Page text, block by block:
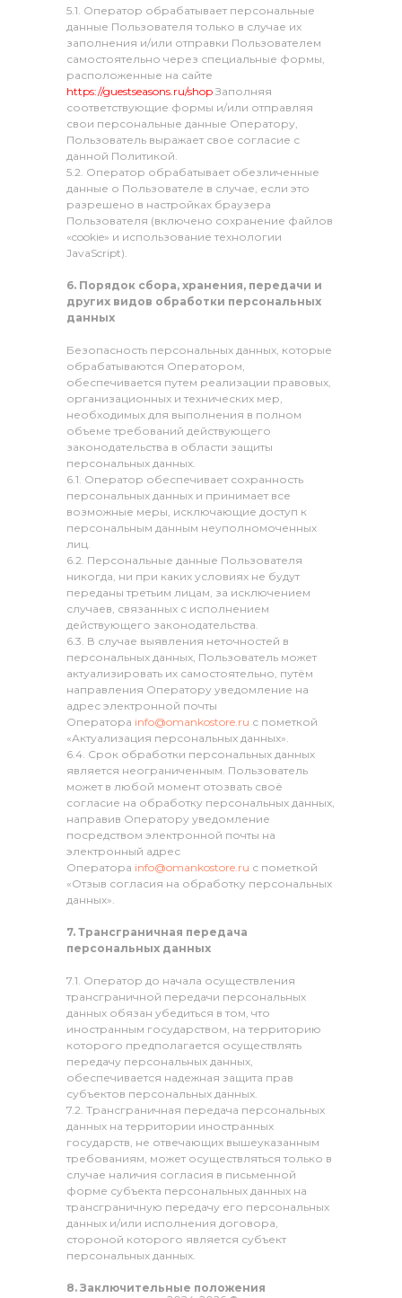
5.1. Оператор обрабатывает персональные
данные Пользователя только в случае их
заполнения и/или отправки Пользователем
самостоятельно через специальные формы,
расположенные на сайте
https://guestseasons.ru/shop Заполняя
соответствующие формы и/или отправляя
свои персональные данные Оператору,
Пользователь выражает свое согласие с
данной Политикой.
5.2. Оператор обрабатывает обезличенные
данные о Пользователе в случае, если это
разрешено в настройках браузера
Пользователя (включено сохранение файлов
«cookie» и использование технологии
JavaScript).
6. Порядок сбора, хранения, передачи и
других видов обработки персональных
данных
Безопасность персональных данных, которые
обрабатываются Оператором,
обеспечивается путем реализации правовых,
организационных и технических мер,
необходимых для выполнения в полном
объеме требований действующего
законодательства в области защиты
персональных данных.
6.1. Оператор обеспечивает сохранность
персональных данных и принимает все
возможные меры, исключающие доступ к
персональным данным неуполномоченных
лиц.
6.2. Персональные данные Пользователя
никогда, ни при каких условиях не будут
переданы третьим лицам, за исключением
случаев, связанных с исполнением
действующего законодательства.
6.3. В случае выявления неточностей в
персональных данных, Пользователь может
актуализировать их самостоятельно, путём
направления Оператору уведомление на
адрес электронной почты
Оператора info@omankostore.ru с пометкой
«Актуализация персональных данных».
6.4. Срок обработки персональных данных
является неограниченным. Пользователь
может в любой момент отозвать своё
согласие на обработку персональных данных,
направив Оператору уведомление
посредством электронной почты на
электронный адрес
Оператора info@omankostore.ru с пометкой
«Отзыв согласия на обработку персональных
данных».
7. Трансграничная передача
персональных данных
7.1. Оператор до начала осуществления
трансграничной передачи персональных
данных обязан убедиться в том, что
иностранным государством, на территорию
которого предполагается осуществлять
передачу персональных данных,
обеспечивается надежная защита прав
субъектов персональных данных.
7.2. Трансграничная передача персональных
данных на территории иностранных
государств, не отвечающих вышеуказанным
требованиям, может осуществляться только в
случае наличия согласия в письменной
форме субъекта персональных данных на
трансграничную передачу его персональных
данных и/или исполнения договора,
стороной которого является субъект
персональных данных.
8. Заключительные положения